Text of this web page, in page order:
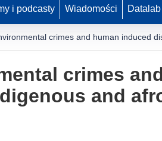
i podcasty Wiadomości Datalab
crimes and human induced
crimes
and